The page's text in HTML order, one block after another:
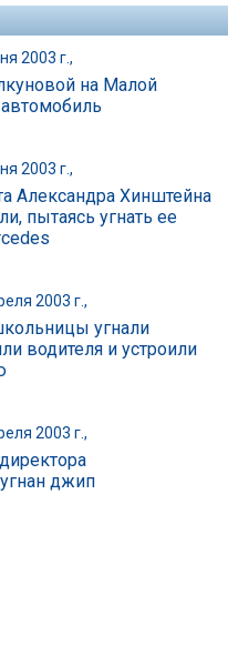
2003 г.,
на Малой
2003 г.,
Александра Хинштейна
пытаясь угнать ее
2003 г.,
угнали
водителя и устроили
2003 г.,
джип